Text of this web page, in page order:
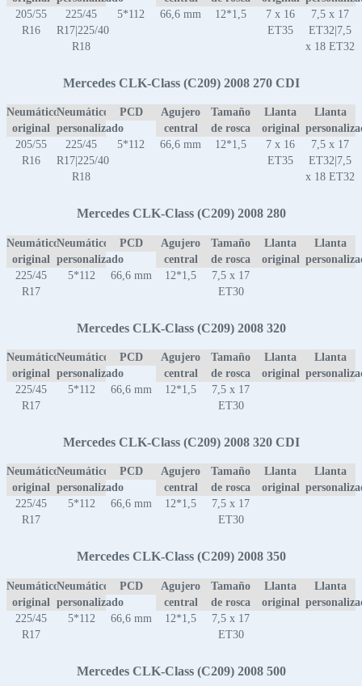
205/55
R16
225/45
R17|225/40
R18
5*112 66,6 mm 12*1,5
7 x 16
ET35
7,5 x 17
ET32|7,5
x 18 ET32
Mercedes CLK-Class (C209) 2008 270 CDI
Neumático
original
Neumático
personalizado
PCD
Agujero
central
Tamaño
de rosca
Llanta
original
Llanta
205/55
R16
225/45
R17|225/40
R18
5*112 66,6 mm 12*1,5
7 x 16
ET35
7,5 x 17
ET32|7,5
x 18 ET32
Mercedes CLK-Class (C209) 2008 280
Neumático
original
Neumático
personalizado
PCD
Agujero
central
Tamaño
de rosca
Llanta
original
Llanta
225/45
R17
5*112 66,6 mm 12*1,5
7,5 x 17
ET30
Mercedes CLK-Class (C209) 2008 320
Neumático
original
Neumático
personalizado
PCD
Agujero
central
Tamaño
de rosca
Llanta
original
Llanta
225/45
R17
5*112 66,6 mm 12*1,5
7,5 x 17
ET30
Mercedes CLK-Class (C209) 2008 320 CDI
Neumático
original
Neumático
personalizado
PCD
Agujero
central
Tamaño
de rosca
Llanta
original
Llanta
225/45
R17
5*112 66,6 mm 12*1,5
7,5 x 17
ET30
Mercedes CLK-Class (C209) 2008 350
Neumático
original
Neumático
personalizado
PCD
Agujero
central
Tamaño
de rosca
Llanta
original
Llanta
225/45
R17
5*112 66,6 mm 12*1,5
7,5 x 17
ET30
Mercedes CLK-Class (C209) 2008 500